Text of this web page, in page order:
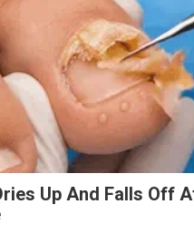
Up And Falls Off